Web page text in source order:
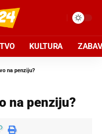
KULTURA
na penziju?
na penziju?